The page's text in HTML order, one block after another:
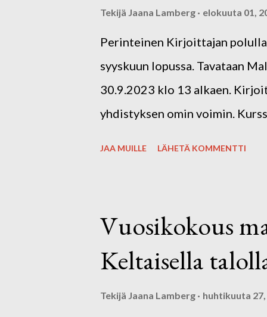
mahdollisuus kirjoittaa ja
Tekijä Jaana Lamberg elokuuta 01,
Perinteinen Kirjoittajan polulla
syyskuun lopussa. Tavataan
30.9.2023 klo 13 alkaen.
yhdistyksen omin voimin.
Tarkemmat kurssitiedot
JAA MUILLE LÄHETÄ KOMMENTTI
Vuosikokous
Keltaisella
Tekijä Jaana Lamberg huhtikuuta 27,